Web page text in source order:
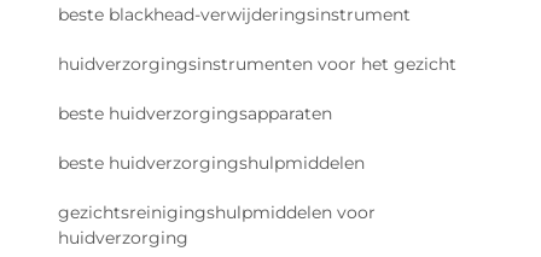
beste blackhead-verwijderingsinstrument
huidverzorgingsinstrumenten voor het gezicht
beste huidverzorgingsapparaten
beste huidverzorgingshulpmiddelen
gezichtsreinigingshulpmiddelen voor
huidverzorging